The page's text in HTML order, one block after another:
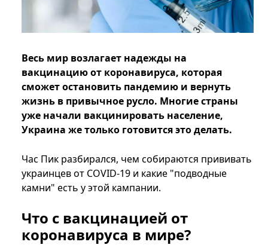
Весь мир возлагает надежды на
вакцинацию от коронавируса, которая
сможет остановить пандемию и вернуть
жизнь в привычное русло. Многие страны
уже начали вакцинировать население,
Украина же только готовится это делать.
Час Пик разбирался, чем собираются прививать
украинцев от COVID-19 и какие "подводные
камни" есть у этой кампании.
Что с вакцинацией от
коронавируса в мире?